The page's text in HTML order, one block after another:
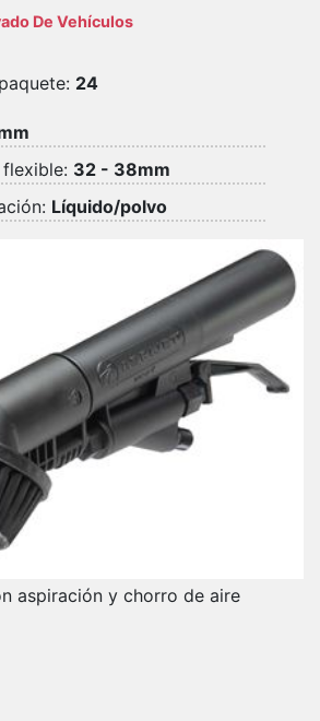
aspiración y chorro de aire
De Vehículos
24
32 - 38mm
Líquido/polvo